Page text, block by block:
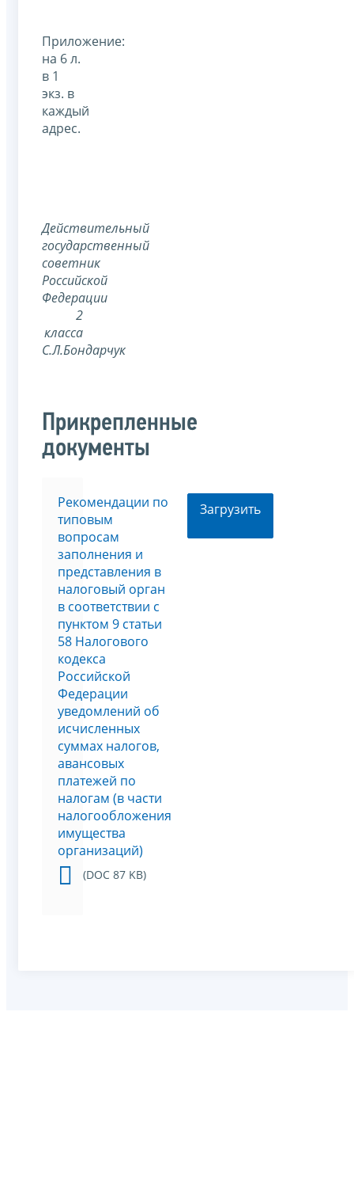
Приложение:
на 6 л.
в 1
экз. в
каждый
адрес.
Действительный
государственный
советник
Российской
Федерации
2
класса
С.Л.Бондарчук
Прикрепленные
документы
Рекомендации по
типовым
вопросам
заполнения и
представления в
налоговый орган
в соответствии с
пунктом 9 статьи
58 Налогового
кодекса
Российской
Федерации
уведомлений об
исчисленных
суммах налогов,
авансовых
платежей по
налогам (в части
налогообложения
имущества
организаций)
(DOC 87 KB)
Загрузить